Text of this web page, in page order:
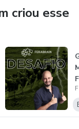
os outros,
criou esse